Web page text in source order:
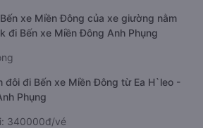
xe Miền Đông của xe giường nằm
đi Bến xe Miền Đông Anh Phụng
đôi đi Bến xe Miền Đông từ Ea H`leo -
Phụng
340000đ/vé